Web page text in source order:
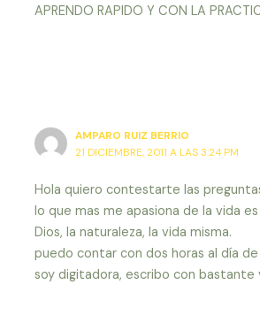
APRENDO RAPIDO Y CON LA
AMPARO RUIZ BERRIO
21 DICIEMBRE, 2011 A LAS 3:24 PM
Hola quiero contestarte las
lo que mas me apasiona de la vida
Dios, la naturaleza, la vida misma.
puedo contar con dos horas al día
soy digitadora, escribo con bastante